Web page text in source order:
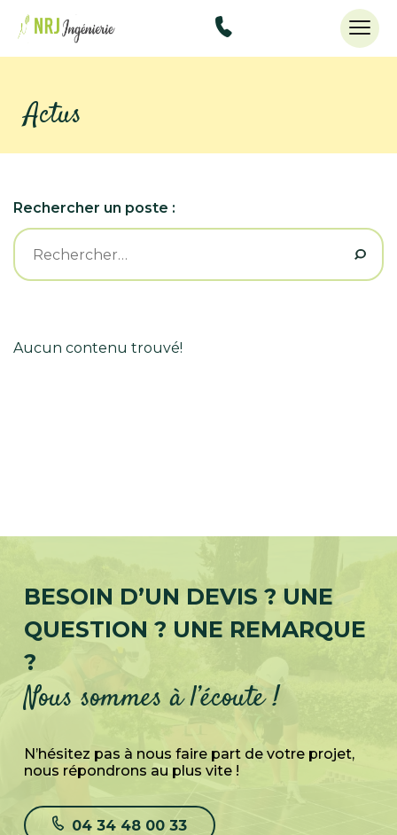
48434515
Actus
Rechercher un poste :
Rechercher :
Aucun contenu trouvé!
BESOIN D’UN DEVIS ? UNE
QUESTION ? UNE REMARQUE
?
Nous sommes à l’écoute !
N’hésitez pas à nous faire part de votre projet,
nous répondrons au plus vite !
04 34 48 00 33